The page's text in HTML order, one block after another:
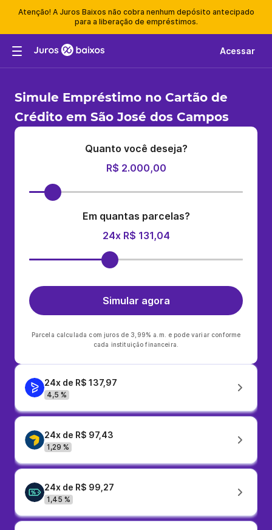
Atenção! A Juros Baixos não cobra nenhum depósito antecipado
para a liberação de empréstimos.
Acessar
Simule Empréstimo no Cartão de
Crédito em São José dos Campos
Quanto você deseja?
R$ 2.000,00
Em quantas parcelas?
24x R$ 131,04
Simular agora
Parcela calculada com juros de 3,99% a.m. e pode variar conforme
cada instituição financeira.
24x de R$ 137,97
4,5 %
24x de R$ 97,43
1,29 %
24x de R$ 99,27
1,45 %